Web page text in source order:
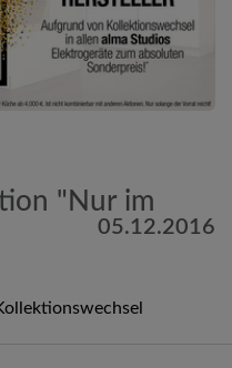
"Nur im
05.12.2016